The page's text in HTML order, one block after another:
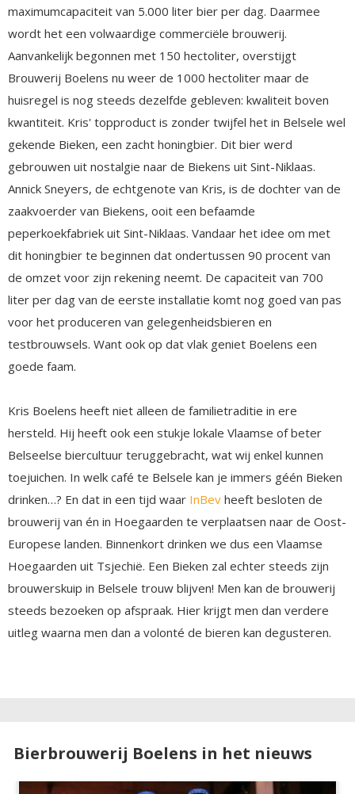
maximumcapaciteit van 5.000 liter bier per dag. Daarmee
wordt het een volwaardige commerciële brouwerij.
Aanvankelijk begonnen met 150 hectoliter, overstijgt
Brouwerij Boelens nu weer de 1000 hectoliter maar de
huisregel is nog steeds dezelfde gebleven: kwaliteit boven
kwantiteit. Kris' topproduct is zonder twijfel het in Belsele wel
gekende Bieken, een zacht honingbier. Dit bier werd
gebrouwen uit nostalgie naar de Biekens uit Sint-Niklaas.
Annick Sneyers, de echtgenote van Kris, is de dochter van de
zaakvoerder van Biekens, ooit een befaamde
peperkoekfabriek uit Sint-Niklaas. Vandaar het idee om met
dit honingbier te beginnen dat ondertussen 90 procent van
de omzet voor zijn rekening neemt. De capaciteit van 700
liter per dag van de eerste installatie komt nog goed van pas
voor het produceren van gelegenheidsbieren en
testbrouwsels. Want ook op dat vlak geniet Boelens een
goede faam.
Kris Boelens heeft niet alleen de familietraditie in ere
hersteld. Hij heeft ook een stukje lokale Vlaamse of beter
Belseelse biercultuur teruggebracht, wat wij enkel kunnen
toejuichen. In welk café te Belsele kan je immers géén Bieken
drinken…? En dat in een tijd waar InBev heeft besloten de
brouwerij van én in Hoegaarden te verplaatsen naar de Oost-
Europese landen. Binnenkort drinken we dus een Vlaamse
Hoegaarden uit Tsjechië. Een Bieken zal echter steeds zijn
brouwerskuip in Belsele trouw blijven! Men kan de brouwerij
steeds bezoeken op afspraak. Hier krijgt men dan verdere
uitleg waarna men dan a volonté de bieren kan degusteren.
Bierbrouwerij Boelens in het nieuws